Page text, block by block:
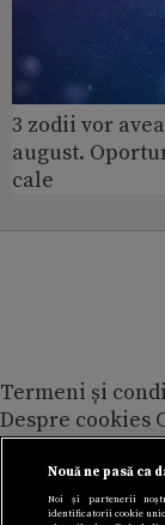
3 zodii vor
august.
cale
Termeni și
Despre cookies
Modifică
© Toate
Nouă ne pasă ca
Noi și partenerii
identificatorii cookie